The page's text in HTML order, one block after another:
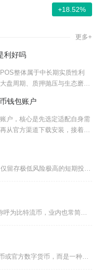
+18.52%
更多+
利好吗
整体属于中长期实质性利
盘周期、质押抛压与生态磨合
钱包账户
户，核心是先选定适配自身需
从官方渠道下载安装，接着完
AquaGoat币不存在长期价值投资逻辑，仅留存极低风险极高的短期投机机会，普通投资者不建
BTT币全称BitTorrentToken，中文通用称呼为比特流币，业内也常简称流币，是依
VGC币并非任何单一国家发行的法定货币或官方数字货币，而是一种无国界、去中心化的区块链加密